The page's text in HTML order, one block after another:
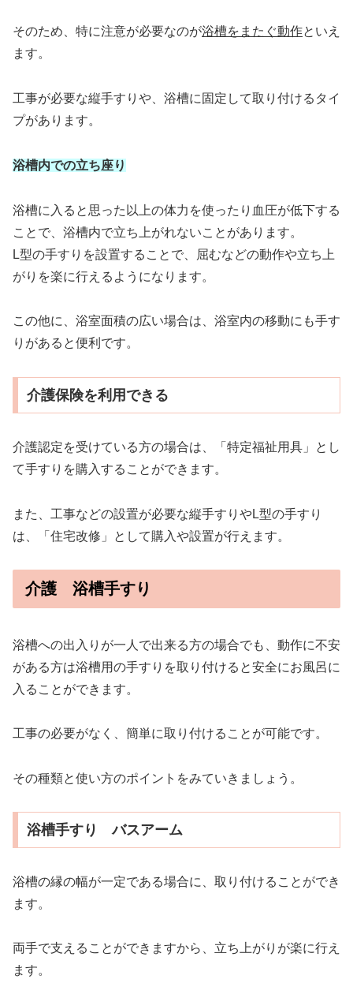
そのため、特に注意が必要なのが浴槽をまたぐ動作といえ
ます。
工事が必要な縦手すりや、浴槽に固定して取り付けるタイ
プがあります。
浴槽内での立ち座り
浴槽に入ると思った以上の体力を使ったり血圧が低下する
ことで、浴槽内で立ち上がれないことがあります。
L型の手すりを設置することで、屈むなどの動作や立ち上
がりを楽に行えるようになります。
この他に、浴室面積の広い場合は、浴室内の移動にも手す
りがあると便利です。
介護保険を利用できる
介護認定を受けている方の場合は、「特定福祉用具」とし
て手すりを購入することができます。
また、工事などの設置が必要な縦手すりやL型の手すり
は、「住宅改修」として購入や設置が行えます。
介護 浴槽手すり
浴槽への出入りが一人で出来る方の場合でも、動作に不安
がある方は浴槽用の手すりを取り付けると安全にお風呂に
入ることができます。
工事の必要がなく、簡単に取り付けることが可能です。
その種類と使い方のポイントをみていきましょう。
浴槽手すり バスアーム
浴槽の縁の幅が一定である場合に、取り付けることができ
ます。
両手で支えることができますから、立ち上がりが楽に行え
ます。